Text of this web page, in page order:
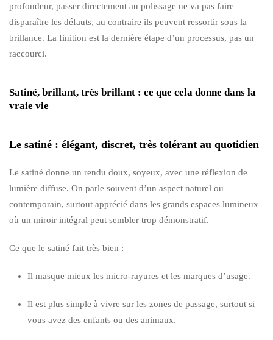
profondeur, passer directement au polissage ne va pas faire
disparaître les défauts, au contraire ils peuvent ressortir sous la
brillance. La finition est la dernière étape d’un processus, pas un
raccourci.
Satiné, brillant, très brillant : ce que cela donne dans la
vraie vie
Le satiné : élégant, discret, très tolérant au quotidien
Le satiné donne un rendu doux, soyeux, avec une réflexion de
lumière diffuse. On parle souvent d’un aspect naturel ou
contemporain, surtout apprécié dans les grands espaces lumineux
où un miroir intégral peut sembler trop démonstratif.
Ce que le satiné fait très bien :
Il masque mieux les micro-rayures et les marques d’usage.
Il est plus simple à vivre sur les zones de passage, surtout si
vous avez des enfants ou des animaux.